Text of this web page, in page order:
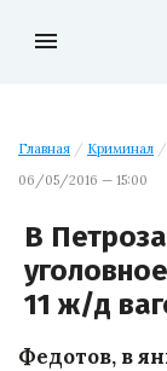
menu
Главная / Криминал /
06/05/2016 — 15:00
В
11 ж/д
Федотов, в